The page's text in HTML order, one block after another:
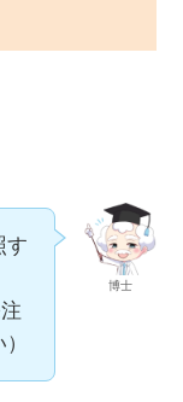
博士
す